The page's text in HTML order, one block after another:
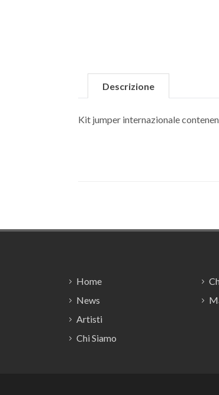
Descrizione
Kit jumper internazionale
Home
News
Artisti
Chi Siamo